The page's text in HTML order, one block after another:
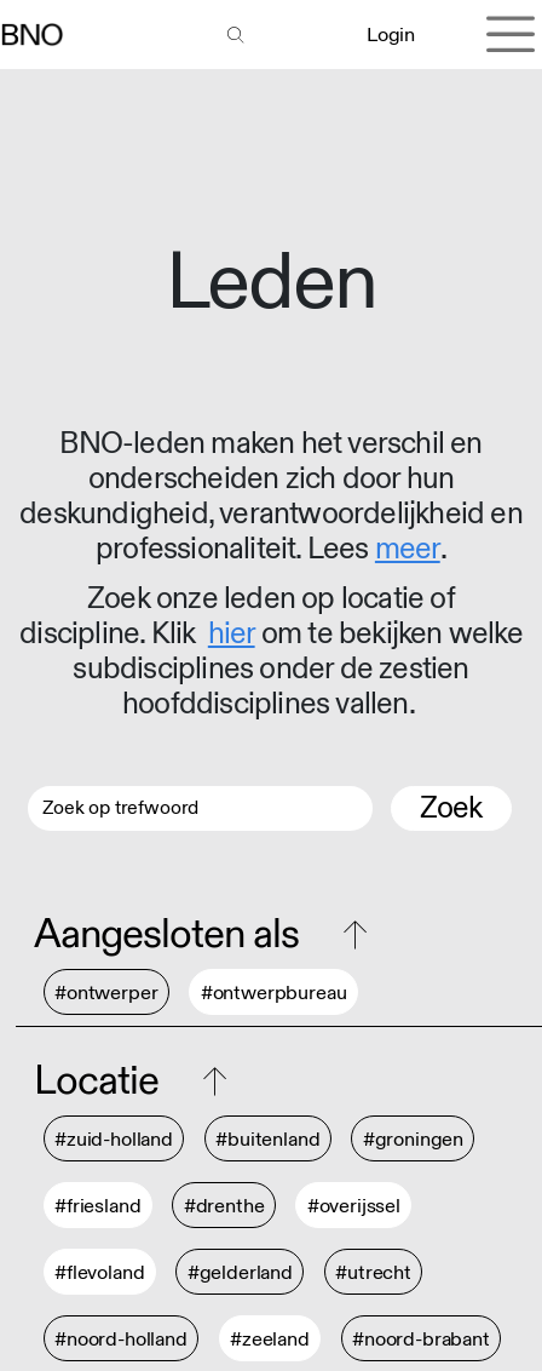
Login
Leden
BNO-leden maken het verschil en
onderscheiden zich door hun
deskundigheid, verantwoordelijkheid en
professionaliteit. Lees meer.
Zoek onze leden op locatie of
discipline. Klik hierom te bekijken welke
subdisciplines onder de zestien
hoofddisciplines vallen.
Zoek
Aangesloten als
#ontwerper #ontwerpbureau
Locatie
#zuid-holland #buitenland #groningen
#friesland #drenthe #overijssel
#flevoland #gelderland #utrecht
#noord-holland #zeeland #noord-brabant